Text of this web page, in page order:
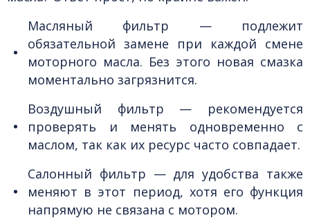
Масляный фильтр — подлежит
обязательной замене при каждой смене
моторного масла. Без этого новая смазка
моментально загрязнится.
Воздушный фильтр — рекомендуется
проверять и менять одновременно с
маслом, так как их ресурс часто совпадает.
Салонный фильтр — для удобства также
меняют в этот период, хотя его функция
напрямую не связана с мотором.